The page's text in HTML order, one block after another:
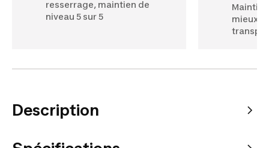
resserrage, maintien de
niveau 5 sur 5
mieux
Description